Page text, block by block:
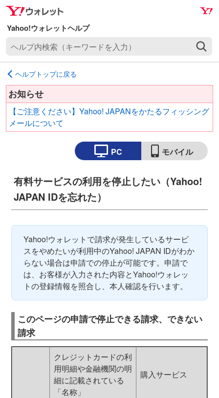
ナ
ビ
ゲ
ー
ョ
ン
へ
ス
ッ
メ
イ
ン
コ
テ
ン
ツ
へ
キ
プ
内
検
索
キ
ヘルプトップに戻る
お知らせ
【ご注意ください】Yahoo! JAPANをかたるフィッシング
メールについて
PC モバイル
有料サービスの利用を停止したい（Yahoo!
JAPAN IDを忘れた）
Yahoo!ウォレットで請求が発生しているサービ
スをやめたいが利用中のYahoo! JAPAN IDがわか
らない場合は申請での停止が可能です。申請で
は、お客様が入力された内容とYahoo!ウォレッ
トの登録情報を照合し、本人確認を行います。
このページの申請で停止できる請求、できない
請求
クレジットカードの利
用明細や金融機関の明
細に記載されている
「名称」
購入サービス